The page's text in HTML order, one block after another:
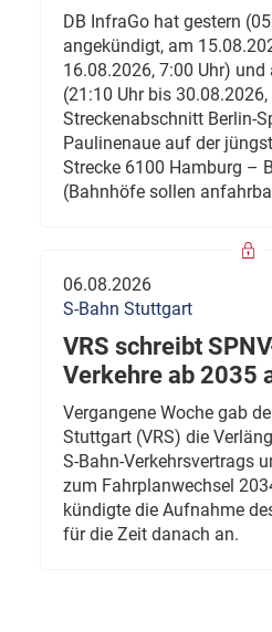
DB InfraGo hat gestern
angekündigt, am
16.08.2026, 7:00 Uhr)
(21:10 Uhr bis
Streckenabschnitt Berlin-
Paulinenaue auf der
Strecke 6100 Hamburg –
(Bahnhöfe sollen
06.08.2026
S-Bahn Stuttgart
VRS schreibt
Verkehre ab 2035
Vergangene Woche gab
Stuttgart (VRS) die
S-Bahn-Verkehrsvertrags
zum Fahrplanwechsel
kündigte die Aufnahme
für die Zeit danach an.